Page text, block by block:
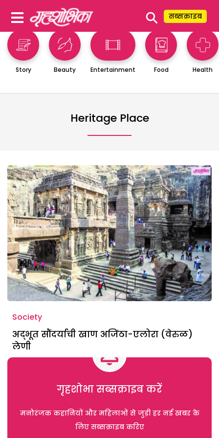
⚲ सब्सक्राइब
Story Beauty Entertainment Food Health
Heritage Place
Society
अद्भूत सौंदर्याची खाण अजिंठा-एलोरा (वेरुळ)
लेणी
गृहशोभा सब्सक्राइब करें
मनोरंजक कहानियों और महिलाओं से जुड़ी हर नई खबर के
लिए सब्सक्राइब करिए